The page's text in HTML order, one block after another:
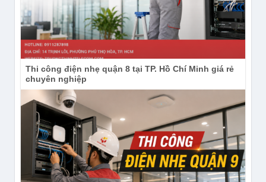
Thi công điện nhẹ quận 8 tại TP. Hồ Chí Minh giá rẻ
chuyên nghiệp